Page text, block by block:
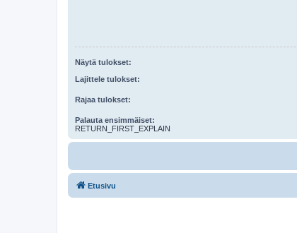
Näytä tulokset:
Lajittele tulokset:
Rajaa tulokset:
Palauta ensimmäiset:
RETURN_FIRST_EXPLAIN
Etusivu